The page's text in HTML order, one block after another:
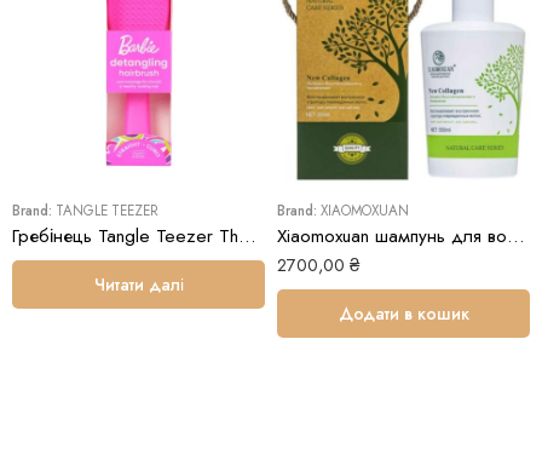
Brand: TANGLE TEEZER
Гребінець Tangle Teezer The Wet Barbie The Wet Detangler Dopamine Pink
Читати далі
Brand: XIAOMOXUAN
Xiaomoxuan шампунь для волосся з колагеном
2700,00 ₴
Додати в кошик